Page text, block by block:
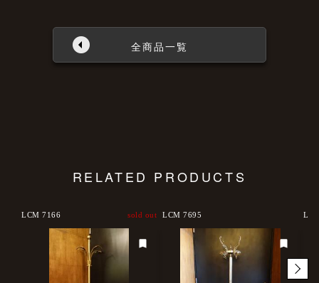
全商品一覧
RELATED PRODUCTS
LCM 7166 sold out LCM 7695